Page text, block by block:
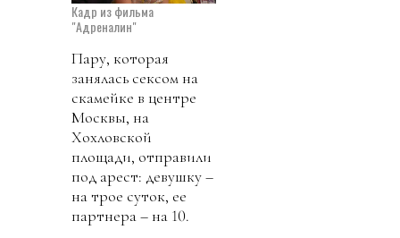
Кадр из фильма
"Адреналин"
Пару, которая
занялась сексом на
скамейке в центре
Москвы, на
Хохловской
площади, отправили
под арест: девушку –
на трое суток, ее
партнера – на 10.